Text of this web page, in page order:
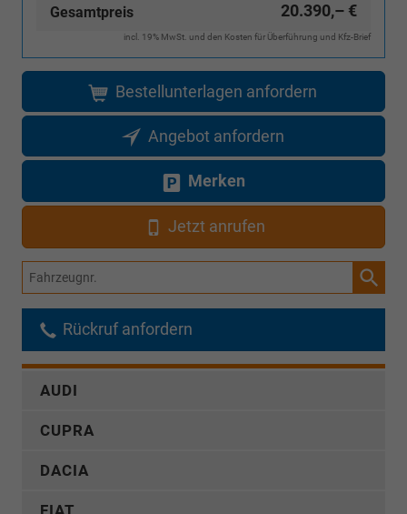
Gesamtpreis 20.390,– €
incl. 19% MwSt. und den Kosten für Überführung und Kfz-Brief
Bestellunterlagen anfordern
Angebot anfordern
Merken
Jetzt anrufen
Fahrzeugnr.
Rückruf anfordern
AUDI
CUPRA
DACIA